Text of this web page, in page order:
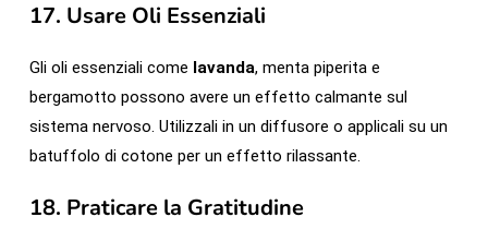
17. Usare Oli Essenziali
Gli oli essenziali come lavanda, menta piperita e
bergamotto possono avere un effetto calmante sul
sistema nervoso. Utilizzali in un diffusore o applicali su un
batuffolo di cotone per un effetto rilassante.
18. Praticare la Gratitudine